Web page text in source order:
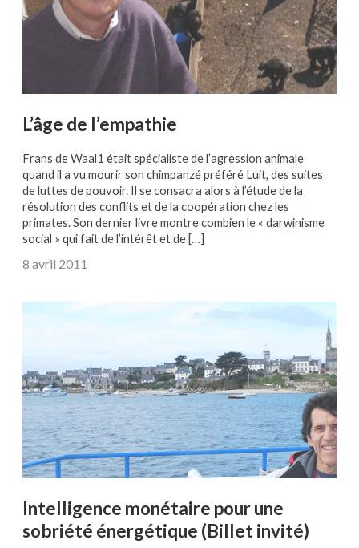
L’âge de l’empathie
Frans de Waal1 était spécialiste de l’agression animale
quand il a vu mourir son chimpanzé préféré Luit, des suites
de luttes de pouvoir. Il se consacra alors à l’étude de la
résolution des conflits et de la coopération chez les
primates. Son dernier livre montre combien le « darwinisme
social » qui fait de l’intérêt et de […]
8 avril 2011
Intelligence monétaire pour une
sobriété énergétique (Billet invité)